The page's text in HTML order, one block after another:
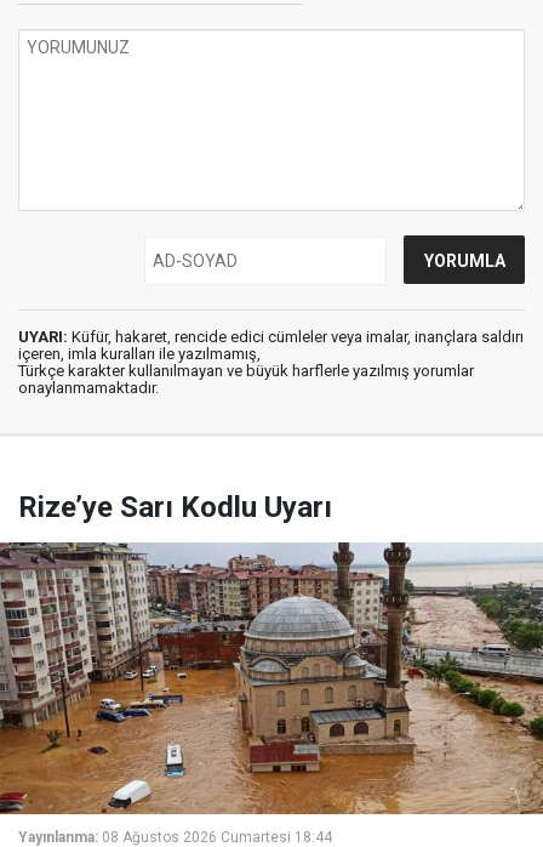
UYARI: Küfür, hakaret, rencide edici cümleler veya imalar, inançlara saldırı
içeren, imla kuralları ile yazılmamış,
Türkçe karakter kullanılmayan ve büyük harflerle yazılmış yorumlar
onaylanmamaktadır.
Rize’ye Sarı Kodlu Uyarı
Yayınlanma: 08 Ağustos 2026 Cumartesi 18:44